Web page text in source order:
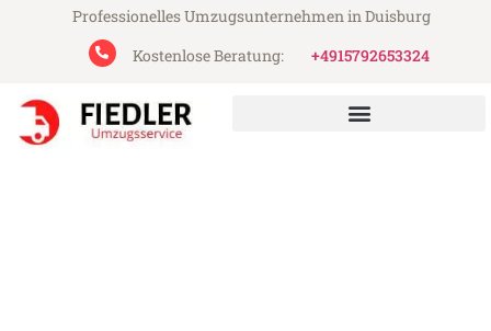
Professionelles Umzugsunternehmen in Duisburg
Kostenlose Beratung:
+4915792653324